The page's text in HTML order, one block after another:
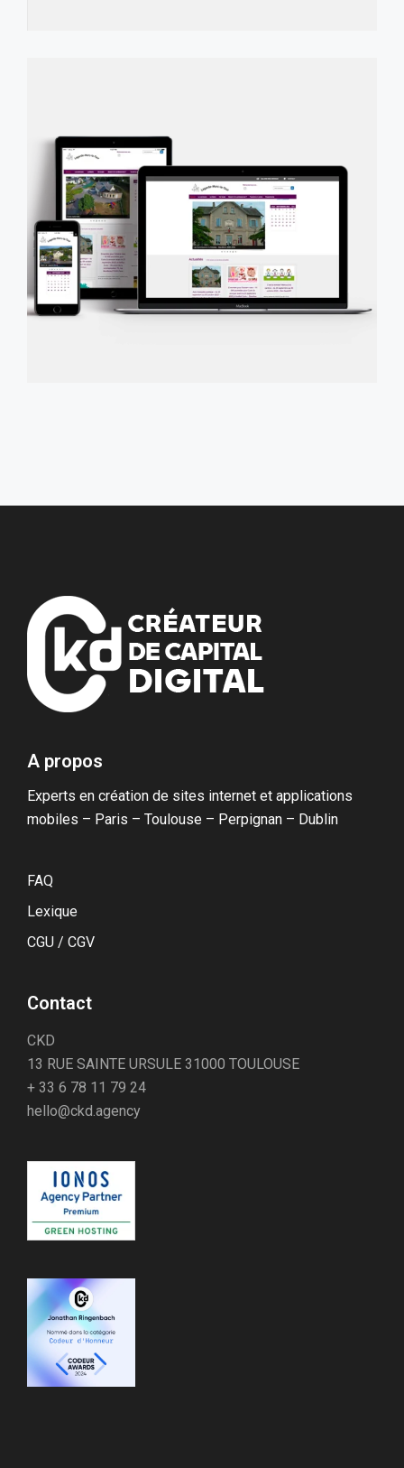
A propos
Experts en création de sites internet et applications
mobiles – Paris – Toulouse – Perpignan – Dublin
FAQ
Lexique
CGU / CGV
Contact
CKD
13 RUE SAINTE URSULE 31000 TOULOUSE
+ 33 6 78 11 79 24
hello@ckd.agency